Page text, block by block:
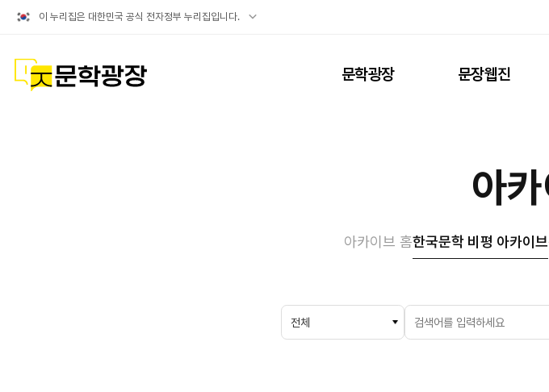
이 누리집은 대한민국 공식 전자정부 누리집입니다.
공식
문학광장 문학광장 문장웹진
아
아카이브 홈한국문학 비평 아카이브